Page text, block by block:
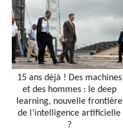
15 ans déjà ! Des machines
et des hommes : le deep
learning, nouvelle frontière
de l’intelligence artificielle
?